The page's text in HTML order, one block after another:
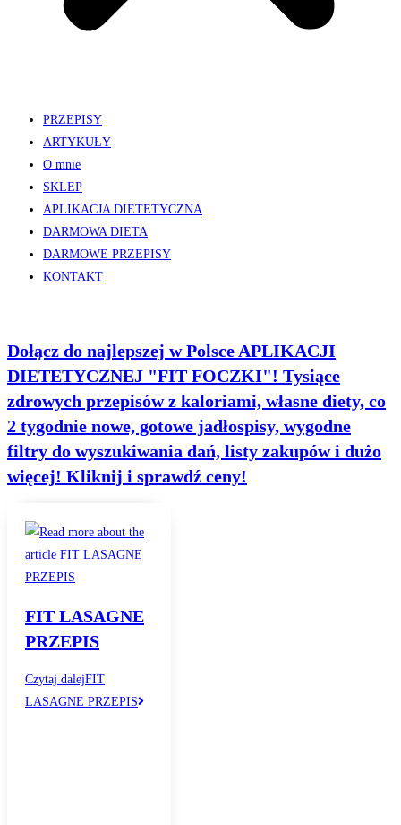
PRZEPISY
ARTYKUŁY
O mnie
SKLEP
APLIKACJA DIETETYCZNA
DARMOWA DIETA
DARMOWE PRZEPISY
KONTAKT
Dołącz do najlepszej w Polsce APLIKACJI
DIETETYCZNEJ "FIT FOCZKI"! Tysiące
zdrowych przepisów z kaloriami, własne diety, co
2 tygodnie nowe, gotowe jadłospisy, wygodne
filtry do wyszukiwania dań, listy zakupów i dużo
więcej! Kliknij i sprawdź ceny!
FIT LASAGNE
PRZEPIS
Czytaj dalejFIT
LASAGNE PRZEPIS